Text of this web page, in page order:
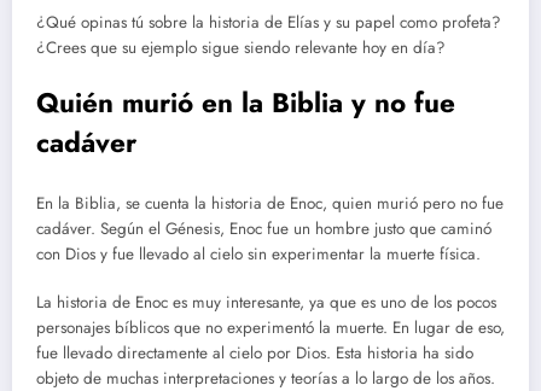
¿Qué opinas tú sobre la historia de Elías y su papel como profeta?
¿Crees que su ejemplo sigue siendo relevante hoy en día?
Quién murió en la Biblia y no fue
cadáver
En la Biblia, se cuenta la historia de Enoc, quien murió pero no fue
cadáver. Según el Génesis, Enoc fue un hombre justo que caminó
con Dios y fue llevado al cielo sin experimentar la muerte física.
La historia de Enoc es muy interesante, ya que es uno de los pocos
personajes bíblicos que no experimentó la muerte. En lugar de eso,
fue llevado directamente al cielo por Dios. Esta historia ha sido
objeto de muchas interpretaciones y teorías a lo largo de los años.